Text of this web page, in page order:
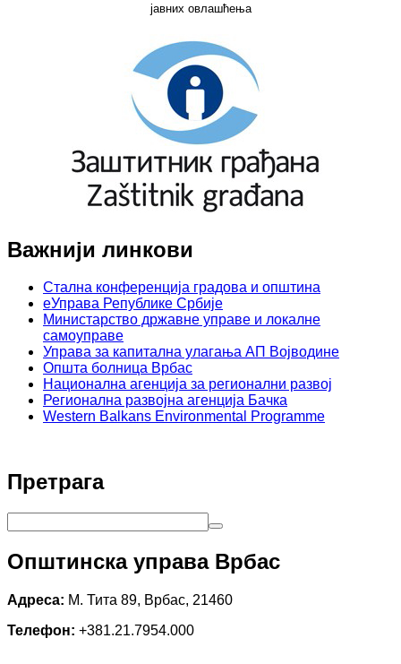
јавних овлашћења
Важнији линкови
Стална конференција градова и општина
еУправа Републике Србије
Министарство државне управе и локалне
самоуправе
Управа за капитална улагања АП Војводине
Општа болница Врбас
Национална агенција за регионални развој
Регионална развојна агенција Бачка
Western Balkans Environmental Programme
Претрага
Општинска управа Врбас
Адреса: М. Тита 89, Врбас, 21460
Телефон: +381.21.7954.000